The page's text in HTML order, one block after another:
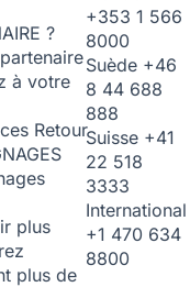
?
à votre
Retour
plus
plus de
+353 1 566
8000
Suède +46
8 44 688
888
Suisse +41
22 518
3333
International
+1 470 634
8800